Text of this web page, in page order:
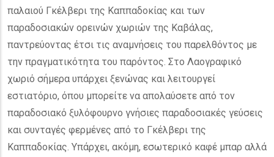
παλαιού Γκέλβερι της Καππαδοκίας και των
παραδοσιακών ορεινών χωριών της Καβάλας,
παντρεύοντας έτσι τις αναμνήσεις του παρελθόντος με
την πραγματικότητα του παρόντος. Στο Λαογραφικό
χωριό σήμερα υπάρχει ξενώνας και λειτουργεί
εστιατόριο, όπου μπορείτε να απολαύσετε από τον
παραδοσιακό ξυλόφουρνο γνήσιες παραδοσιακές γεύσεις
και συνταγές φερμένες από το Γκέλβερι της
Καππαδοκίας. Υπάρχει, ακόμη, εσωτερικό καφέ μπαρ αλλά